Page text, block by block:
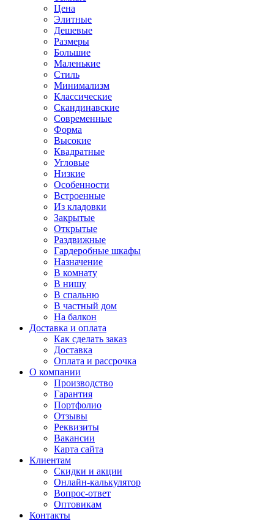
Цена
Элитные
Дешевые
Размеры
Большие
Маленькие
Стиль
Минимализм
Классические
Скандинавские
Современные
Форма
Высокие
Квадратные
Угловые
Низкие
Особенности
Встроенные
Из кладовки
Закрытые
Открытые
Раздвижные
Гардеробные шкафы
Назначение
В комнату
В нишу
В спальню
В частный дом
На балкон
Доставка и оплата
Как сделать заказ
Доставка
Оплата и рассрочка
О компании
Производство
Гарантия
Портфолио
Отзывы
Реквизиты
Вакансии
Карта сайта
Клиентам
Скидки и акции
Онлайн-калькулятор
Вопрос-ответ
Оптовикам
Контакты